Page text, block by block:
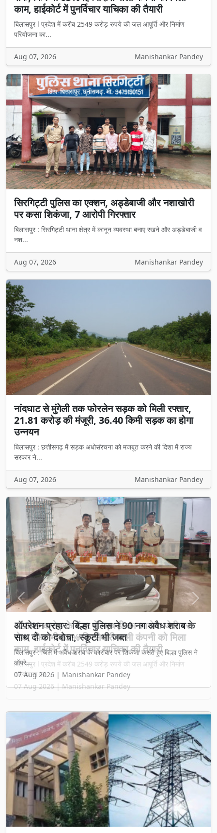
काम, हाईकोर्ट में पुनर्विचार याचिका की तैयारी
बिलासपुर l प्रदेश में करीब 2549 करोड़ रुपये की जल आपूर्ति और निर्माण
परियोजना का...
Aug 07, 2026 Manishankar Pandey
सिरगिट्टी पुलिस का एक्शन, अड्डेबाजी और नशाखोरी
पर कसा शिकंजा, 7 आरोपी गिरफ्तार
बिलासपुर : सिरगिट्टी थाना क्षेत्र में कानून व्यवस्था बनाए रखने और अड्डेबाजी व
नश...
Aug 07, 2026 Manishankar Pandey
नांदघाट से मुंगेली तक फोरलेन सड़क को मिली रफ्तार,
21.81 करोड़ की मंजूरी, 36.40 किमी सड़क का होगा
उन्नयन
बिलासपुर : छत्तीसगढ़ में सड़क अधोसंरचना को मजबूत करने की दिशा में राज्य
सरकार ने...
Aug 07, 2026 Manishankar Pandey
₹2549 करोड़ के टेंडर में गड़बड़ी का आरोप: जेवी पर
रोक, फिर भी 65% हिस्सेदारी वाली कंपनी को मिला
काम, हाईकोर्ट में पुनर्विचार याचिका की तैयारी
बिलासपुर l प्रदेश में करीब 2549 करोड़ रुपये की जल आपूर्ति और निर्माण
परियोजना का...
07 Aug 2026 | Manishankar Pandey
Previous Next